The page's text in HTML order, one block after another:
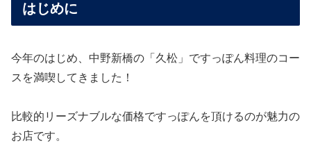
はじめに
今年のはじめ、中野新橋の「久松」ですっぽん料理のコー
スを満喫してきました！
比較的リーズナブルな価格ですっぽんを頂けるのが魅力の
お店です。